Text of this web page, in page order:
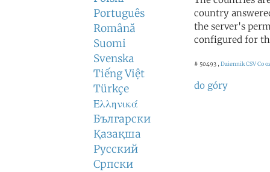
Português
Română
Suomi
Svenska
Tiếng Việt
Türkçe
Ελληνικά
Български
Қазақша
Русский
Српски
country
the server's
configured for
# 50493 , Dziennik CSVCo
do góry